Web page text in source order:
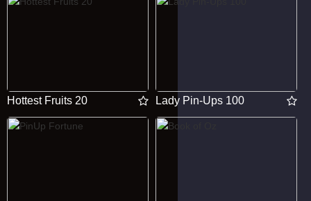
Hottest Fruits 20 Lady Pin-Ups 100